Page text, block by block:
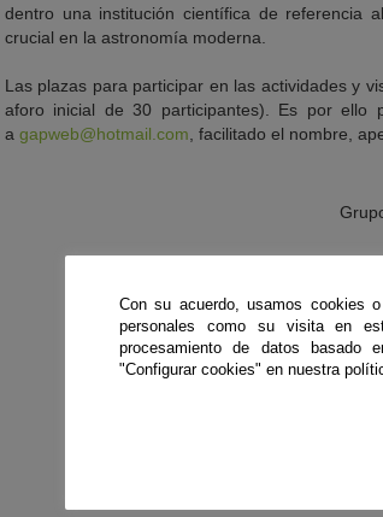
dentro una institución científica de referencia
crucial en la astronomía moderna.
Las plazas para participar en las actividades y
aforo inicial de 30 participantes). Es por ello
a gapweb@hotmail.com , facilitado el nombre,
ESA (Agencia Espacial
Astronómico Los
Con su acuerdo, usamos cookies
personales como su visita en
procesamiento de datos basado
"Configurar cookies" en nuestra